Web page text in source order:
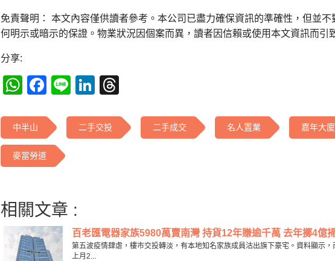
免責聲明： 本文內容僅供讀者參考。本公司已盡力確保資訊的準確性，但並
何明示或暗示的保證。物業狀況因個案而異，讀者因信賴或使用本文資訊而引
分享:
WhatsApp
Facebook
LineLinkedIn
中半山 二手交投 二手成交 名人置業 嘉年大廈
麥當勞道
相關文章 :
百老匯電器家族5980萬賣南灣 持貨12年賺逾千萬 去年擲4億
第五波疫情肆虐，樓市交投轉淡，有本地知名家族成員沽出旗下豪宅。資料顯示
上月2...